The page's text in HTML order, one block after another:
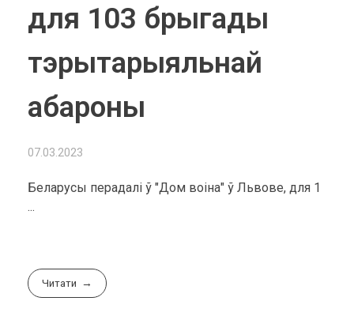
для 103 брыгады
тэрытарыяльнай
абароны
07.03.2023
Беларусы перадалі ў "Дом воіна" ў Львове, для 1
...
Читати